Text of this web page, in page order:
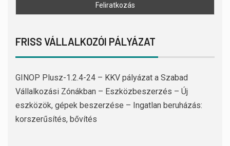
FRISS VÁLLALKOZÓI PÁLYÁZAT
GINOP Plusz-1.2.4-24 – KKV pályázat a Szabad
Vállalkozási Zónákban – Eszközbeszerzés – Új
eszközök, gépek beszerzése – Ingatlan beruházás:
korszerűsítés, bővítés